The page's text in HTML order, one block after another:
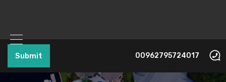
00962795724017
Submit